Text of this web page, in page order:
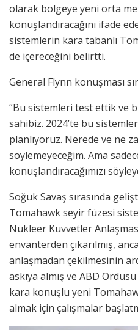
olarak bölgeye yeni orta
konuşlandıracağını ifade
sistemlerin kara tabanlı
de içereceğini belirtti.
General Flynn konuşması
“Bu sistemleri test ettik ve
sahibiz. 2024’te bu
planlıyoruz. Nerede ve ne
söylemeyeceğim. Ama
konuşlandıracağımızı
Soğuk Savaş sırasında
Tomahawk seyir füzesi
Nükleer Kuvvetler
envanterden çıkarılmış,
anlaşmadan çekilmesinin
askıya almış ve ABD
kara konuşlu yeni
almak için çalışmalar